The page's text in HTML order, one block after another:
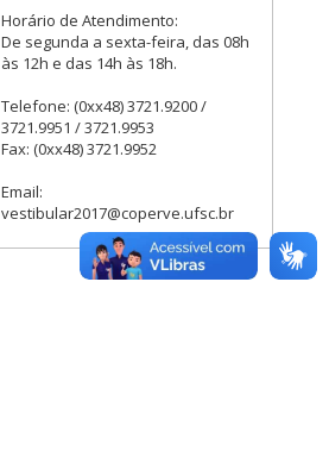
Horário de Atendimento:
De segunda a sexta-feira, das 08h
às 12h e das 14h às 18h.
Telefone: (0xx48) 3721.9200 /
3721.9951 / 3721.9953
Fax: (0xx48) 3721.9952
Email:
vestibular2017@coperve.ufsc.br